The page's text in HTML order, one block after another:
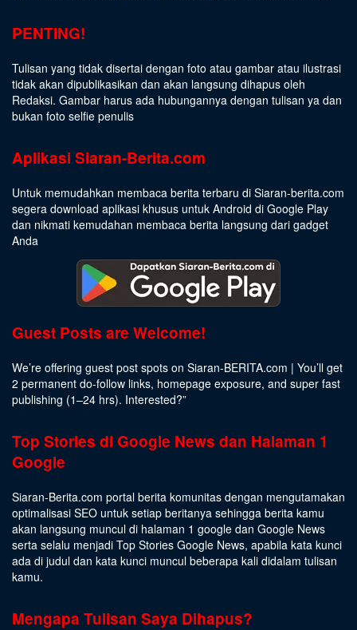
PENTING!
Tulisan yang tidak disertai dengan foto atau gambar atau ilustrasi
tidak akan dipublikasikan dan akan langsung dihapus oleh
Redaksi. Gambar harus ada hubungannya dengan tulisan ya dan
bukan foto selfie penulis
Aplikasi Siaran-Berita.com
Untuk memudahkan membaca berita terbaru di Siaran-berita.com
segera download aplikasi khusus untuk Android di Google Play
dan nikmati kemudahan membaca berita langsung dari gadget
Anda
Guest Posts are Welcome!
We’re offering guest post spots on Siaran-BERITA.com | You’ll get
2 permanent do-follow links, homepage exposure, and super fast
publishing (1–24 hrs). Interested?”
Top Stories di Google News dan Halaman 1
Google
Siaran-Berita.com portal berita komunitas dengan mengutamakan
optimalisasi SEO untuk setiap beritanya sehingga berita kamu
akan langsung muncul di halaman 1 google dan Google News
serta selalu menjadi Top Stories Google News, apabila kata kunci
ada di judul dan kata kunci muncul beberapa kali didalam tulisan
kamu.
Mengapa Tulisan Saya Dihapus?